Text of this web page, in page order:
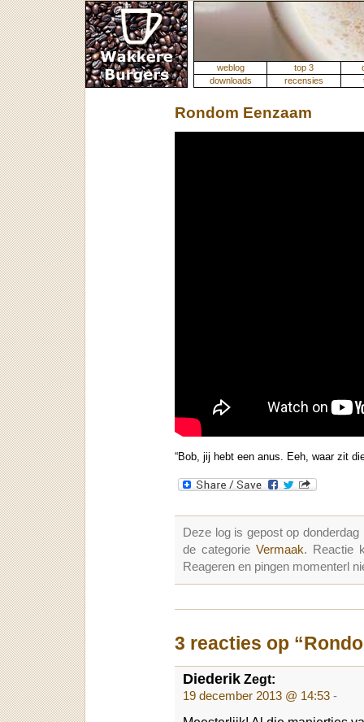
weblog top 3
downloads
recensies
Rondom Eenzaam
“Bob, jij hebt een anus. Eeh, waar zit
Deze log is gepost op
de categorie Vermaak. Reactie
Reageren en pingen momenterl
3 reacties op
Diederik Zegt:
19 december 2013 @ 14:53 -